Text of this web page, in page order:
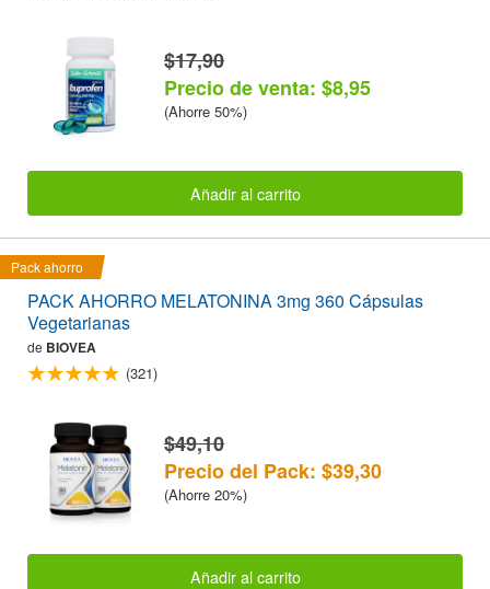
$17,90
Precio de venta: $8,95
(Ahorre 50%)
Añadir al carrito
Pack ahorro
PACK AHORRO MELATONINA 3mg 360 Cápsulas
Vegetarianas
de BIOVEA
(321)
$49,10
Precio del Pack: $39,30
(Ahorre 20%)
Añadir al carrito